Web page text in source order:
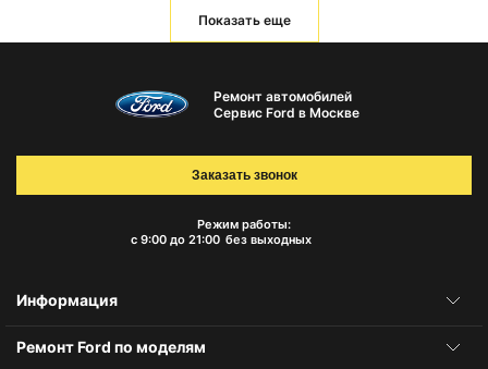
Показать еще
Ремонт автомобилей
Сервис Ford в Москве
Режим работы:
с 9:00 до 21:00 без выходных
Заказать звонок
Информация
Ремонт Ford по моделям